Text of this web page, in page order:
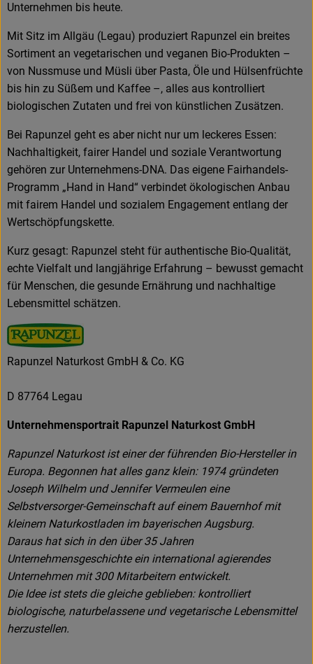
Unternehmen bis heute.
Mit Sitz im Allgäu (Legau) produziert Rapunzel ein breites
Sortiment an vegetarischen und veganen Bio-Produkten –
von Nussmuse und Müsli über Pasta, Öle und Hülsenfrüchte
bis hin zu Süßem und Kaffee –, alles aus kontrolliert
biologischen Zutaten und frei von künstlichen Zusätzen.
Bei Rapunzel geht es aber nicht nur um leckeres Essen:
Nachhaltigkeit, fairer Handel und soziale Verantwortung
gehören zur Unternehmens-DNA. Das eigene Fairhandels-
Programm „Hand in Hand“ verbindet ökologischen Anbau
mit fairem Handel und sozialem Engagement entlang der
Wertschöpfungskette.
Kurz gesagt: Rapunzel steht für authentische Bio-Qualität,
echte Vielfalt und langjährige Erfahrung – bewusst gemacht
für Menschen, die gesunde Ernährung und nachhaltige
Lebensmittel schätzen.
Rapunzel Naturkost GmbH & Co. KG
D 87764 Legau
Unternehmensportrait Rapunzel Naturkost GmbH
Rapunzel Naturkost ist einer der führenden Bio-Hersteller in
Europa. Begonnen hat alles ganz klein: 1974 gründeten
Joseph Wilhelm und Jennifer Vermeulen eine
Selbstversorger-Gemeinschaft auf einem Bauernhof mit
kleinem Naturkostladen im bayerischen Augsburg.
Daraus hat sich in den über 35 Jahren
Unternehmensgeschichte ein international agierendes
Unternehmen mit 300 Mitarbeitern entwickelt.
Die Idee ist stets die gleiche geblieben: kontrolliert
biologische, naturbelassene und vegetarische Lebensmittel
herzustellen.